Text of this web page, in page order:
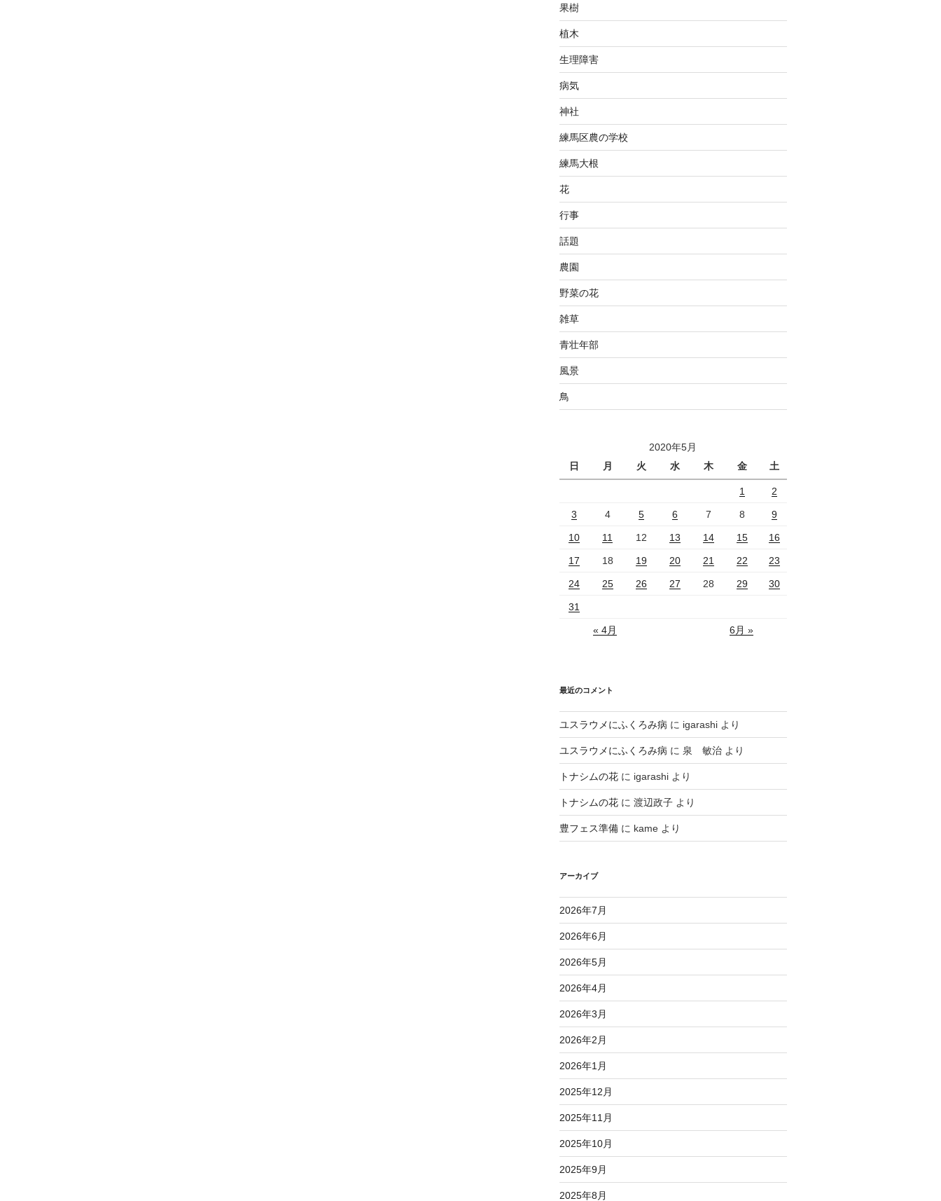
果樹
植木
生理障害
病気
神社
練馬区農の学校
練馬大根
花
行事
話題
農園
野菜の花
雑草
青壮年部
風景
鳥
2020年5月
日
月 火 水 木 金 土
1 2
3 4 5 6 7 8 9
10 11 12 13 14 15 16
17 18 19 20 21 22 23
24 25 26 27 28 29 30
31
« 4月 6月 »
最近のコメント
ユスラウメにふくろみ病 に igarashiより
ユスラウメにふくろみ病 に 泉 敏治より
トナシムの花に igarashiより
トナシムの花に 渡辺政子より
豊フェス準備に kameより
アーカイブ
2026年7月
2026年6月
2026年5月
2026年4月
2026年3月
2026年2月
2026年1月
2025年12月
2025年11月
2025年10月
2025年9月
2025年8月